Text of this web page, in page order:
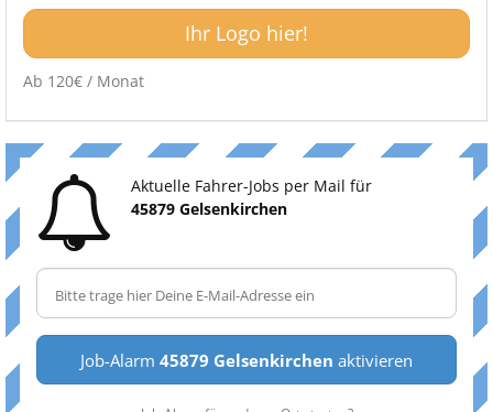
Ihr Logo hier!
Ab 120€ / Monat
Aktuelle Fahrer-Jobs per Mail für
45879 Gelsenkirchen
Job-Alarm 45879 Gelsenkirchen aktivieren